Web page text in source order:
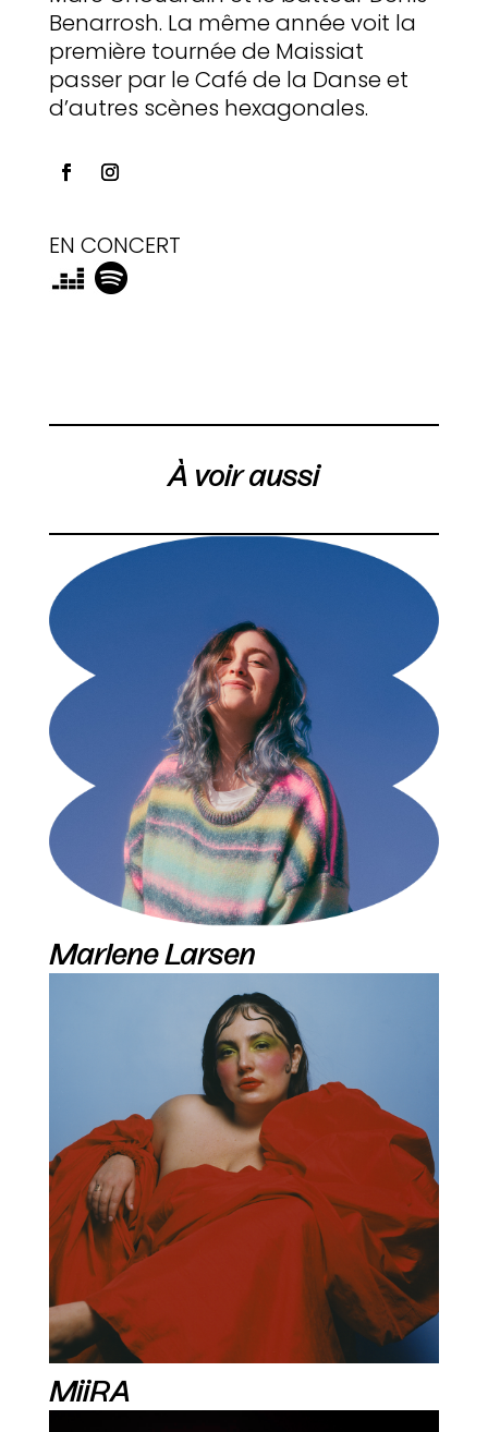
Benarrosh. La même année voit la
première tournée de Maissiat
passer par le Café de la Danse et
d’autres scènes hexagonales.
EN CONCERT
À voir aussi
Marlene Larsen
MiiRA